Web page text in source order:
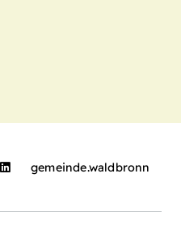
gemeinde.waldbronn